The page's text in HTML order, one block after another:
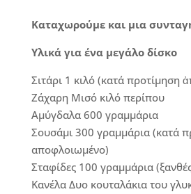
Καταχωρούμε και μια
Υλικά για ένα μεγάλο δίσκο
Σιτάρι 1 κιλό (κατά προτίμηση
Ζάχαρη Μισό κιλό περίπου
Αμύγδαλα 600 γραμμάρια
Σουσάμι 300 γραμμάρια (κατά
αποφλοιωμένο)
Σταφίδες 100 γραμμάρια
Κανέλα Δυο κουταλάκια του